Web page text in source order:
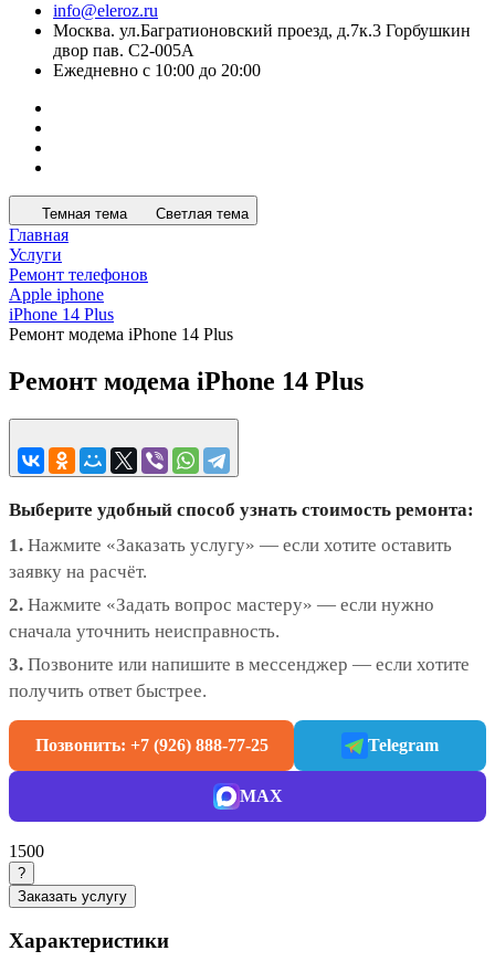
info@eleroz.ru
Москва. ул.Багратионовский проезд, д.7к.3 Горбушкин
двор пав. C2-005A
Ежедневно с 10:00 до 20:00
Темная тема Светлая тема
Главная
Услуги
Ремонт телефонов
Apple iphone
iPhone 14 Plus
Ремонт модема iPhone 14 Plus
Ремонт модема iPhone 14 Plus
Выберите удобный способ узнать стоимость ремонта:
1. Нажмите «Заказать услугу» — если хотите оставить
заявку на расчёт.
2. Нажмите «Задать вопрос мастеру» — если нужно
сначала уточнить неисправность.
3. Позвоните или напишите в мессенджер — если хотите
получить ответ быстрее.
Позвонить: +7 (926) 888-77-25 Telegram
MAX
1500
?
Заказать услугу
Характеристики